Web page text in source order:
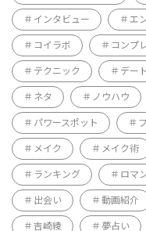
インタビュー エ
コイラボ コンプ
テクニック デート
ネタ ノウハウ
パワースポット
メイク メイク術
ランキング ロマ
出会い 動画紹介
吉崎綾 夢占い